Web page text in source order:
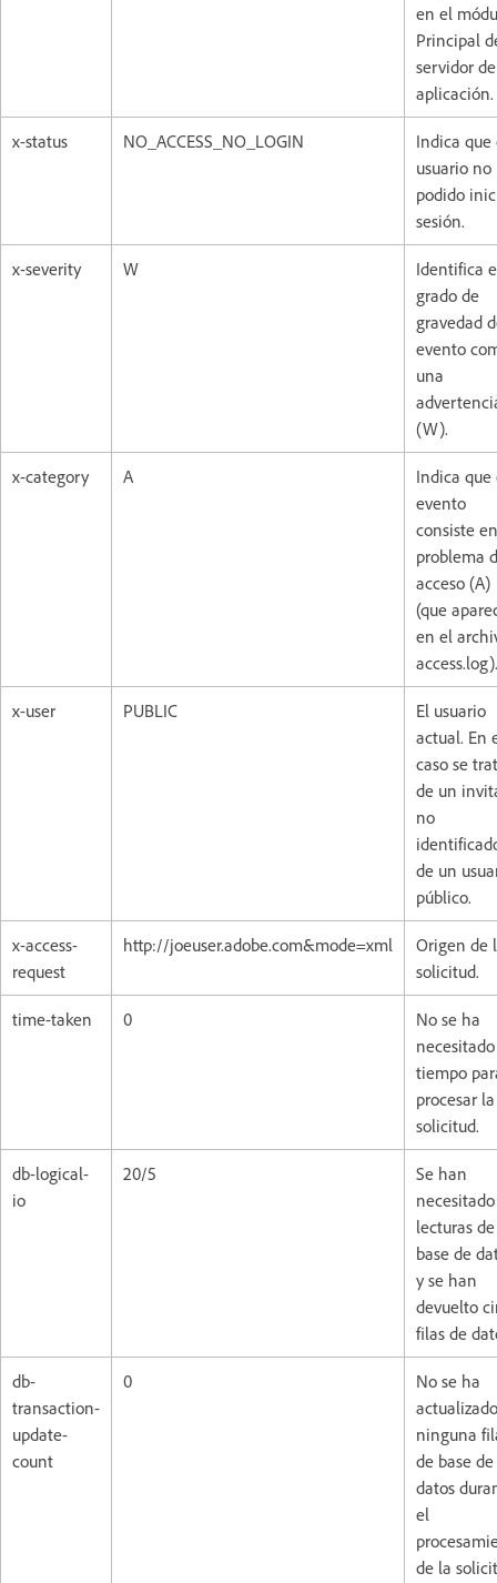
en el
Principal
servidor
aplicación.
x-status NO_ACCESS_NO_LOGIN
Indica que
usuario no
podido
sesión.
x-severity W
Identifica
grado de
gravedad
evento
una
(W).
x-category A
Indica que
evento
consiste
problema
acceso (A)
(que
en el
access.log).
x-user PUBLIC
El usuario
actual. En
caso se
de un
no
de un
público.
x-access-
request
http://joeuser.adobe.com&mode=xml
Origen de
solicitud.
time-taken 0
No se ha
necesitado
tiempo
procesar la
solicitud.
db-logical-
io
20/5
Se han
lecturas
base de
y se han
devuelto
filas de
db-
transaction-
update-
count
0
No se ha
actualizado
ninguna
de base de
datos
el
de la